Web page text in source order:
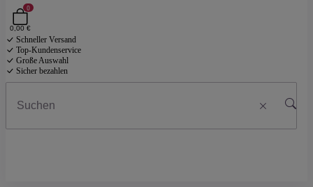
0
0,00 €
Schneller Versand
Top-Kundenservice
Große Auswahl
Sicher bezahlen